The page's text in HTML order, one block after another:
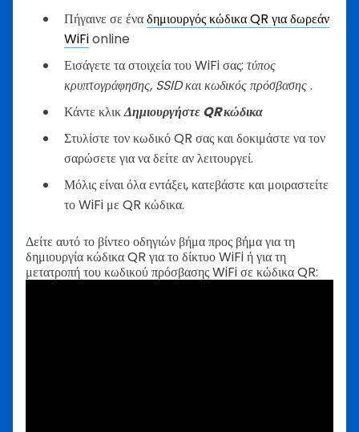
Πήγαινε σε έναδημιουργός κώδικα QR για δωρεάν
WiFionline
Εισάγετε τα στοιχεία του WiFi σας: τύπος
κρυπτογράφησης, SSID και κωδικός πρόσβασης.
Κάντε κλικΔημιουργήστε QR κώδικα
Στυλίστε τον κωδικό QR σας και δοκιμάστε να τον
σαρώσετε για να δείτε αν λειτουργεί.
Μόλις είναι όλα εντάξει, κατεβάστε και μοιραστείτε
το WiFi με QR κώδικα.
Δείτε αυτό το βίντεο οδηγιών βήμα προς βήμα για τη
δημιουργία κώδικα QR για το δίκτυο WiFi ή για τη
μετατροπή του κωδικού πρόσβασης WiFi σε κώδικα QR: